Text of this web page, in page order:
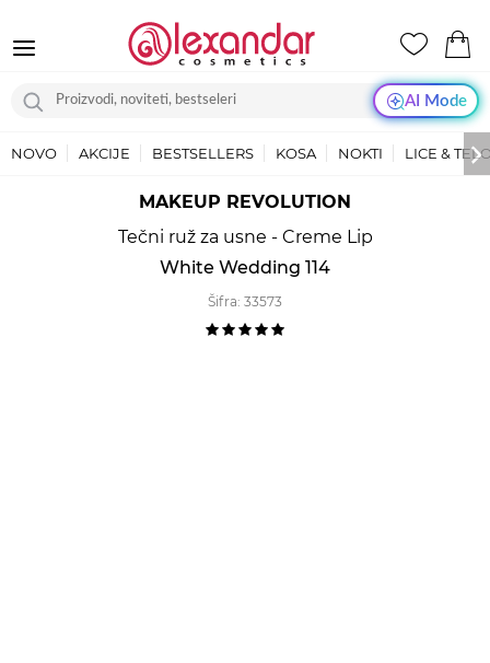
AI Mode
NOVO AKCIJE BESTSELLERS KOSA NOKTI LICE &
MAKEUP REVOLUTION
Tečni ruž za usne - Creme Lip
White Wedding 114
Šifra: 33573